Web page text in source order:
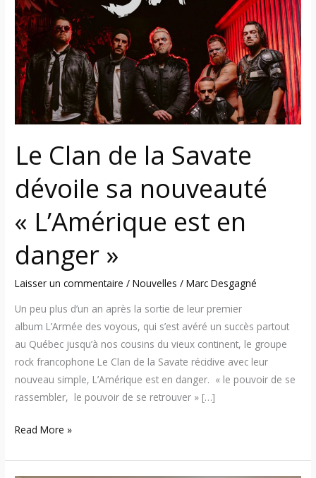
Le Clan de la Savate
dévoile sa nouveauté
« L’Amérique est en
danger »
Laisser un commentaire /Nouvelles /Marc Desgagné
Un peu plus d’un an après la sortie de leur premier
album L’Armée des voyous, qui s’est avéré un succès partout
au Québec jusqu’à nos cousins du vieux continent, le groupe
rock francophone Le Clan de la Savate récidive avec leur
nouveau simple, L’Amérique est en danger. « le pouvoir de se
rassembler, le pouvoir de se retrouver » […]
la
Savate
dévoile
sa
nouveauté
« L’Amérique
est
en
danger »
Read More »